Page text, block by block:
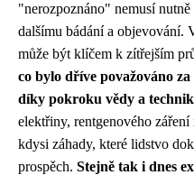
"nerozpoznáno" nemusí
dalšímu bádání a objevování.
může být klíčem k zítřejším
co bylo dříve považováno
díky pokroku vědy a
elektřiny, rentgenového
kdysi záhady, které lidstvo
prospěch. Stejně tak i dnes